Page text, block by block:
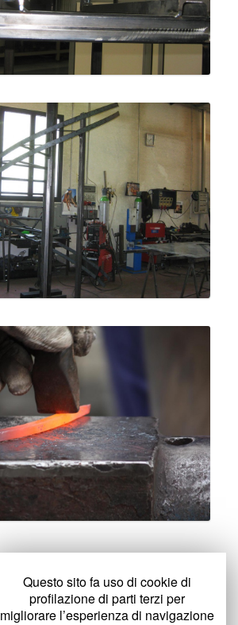
Questo sito fa uso di cookie di
profilazione di parti terzi per
migliorare l’esperienza di navigazione